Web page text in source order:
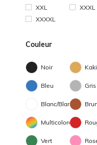
XXL
XXXL
XXXXL
Couleur
Noir Kaki
Bleu Gris
Blanc/Blanche
Multicolore
Vert